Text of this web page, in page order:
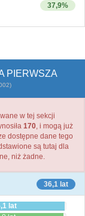
37,9%
PIERWSZA
w tej sekcji
170, i mogą już
dostępne dane tego
są tutaj dla
niż żadne.
36,1 lat
lat